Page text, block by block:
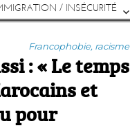
/ INSÉCURITÉ
Catégories
Francophobie, racisme
: « Le temps
et
pour